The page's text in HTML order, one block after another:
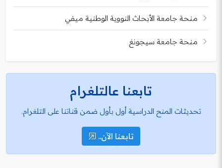
منحة جامعة الأبحاث النووية الوطنية ميفي
منحة جامعة سيجونغ
تابعنا عالتلغرام
تحديثات المنح الدراسية أول بأول ضمن قناتنا على التلغرام.
تابعنا الآن..